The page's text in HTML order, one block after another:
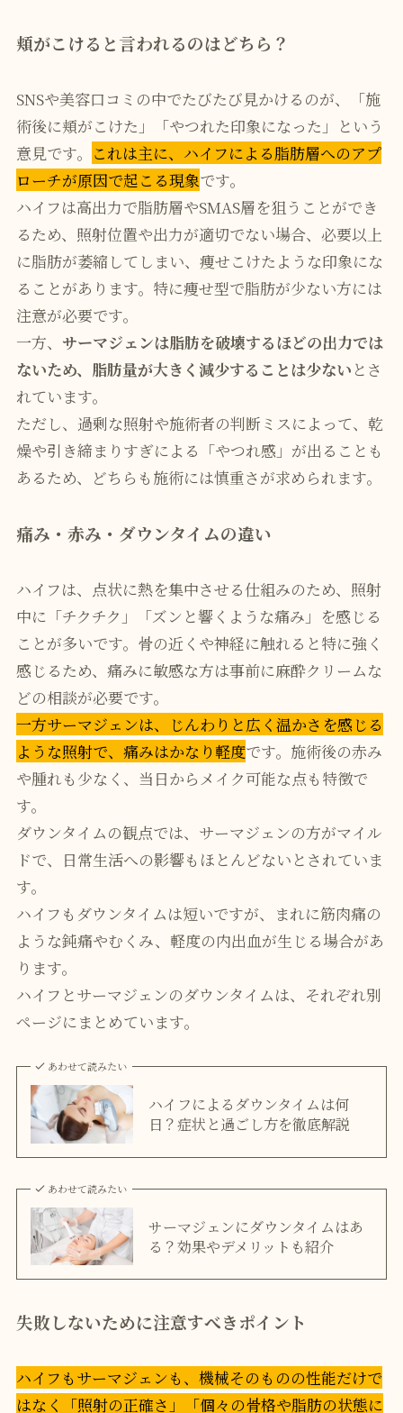
頬がこけると言われるのはどちら？
SNSや美容口コミの中でたびたび見かけるのが、「施
術後に頬がこけた」「やつれた印象になった」という
意見です。 これは主に、ハイフによる脂肪層へのアプ
ローチが原因で起こる現象です。
ハイフは高出力で脂肪層やSMAS層を狙うことができ
るため、照射位置や出力が適切でない場合、必要以上
に脂肪が萎縮してしまい、痩せこけたような印象にな
ることがあります。特に痩せ型で脂肪が少ない方には
注意が必要です。
一方、 サーマジェンは脂肪を破壊するほどの出力では
ないため、脂肪量が大きく減少することは少ない とさ
れています。
ただし、過剰な照射や施術者の判断ミスによって、乾
燥や引き締まりすぎによる「やつれ感」が出ることも
あるため、どちらも施術には慎重さが求められます。
痛み・赤み・ダウンタイムの違い
ハイフは、点状に熱を集中させる仕組みのため、照射
中に「チクチク」「ズンと響くような痛み」を感じる
ことが多いです。骨の近くや神経に触れると特に強く
感じるため、痛みに敏感な方は事前に麻酔クリームな
どの相談が必要です。
一方サーマジェンは、じんわりと広く温かさを感じる
ような照射で、痛みはかなり軽度です。施術後の赤み
や腫れも少なく、当日からメイク可能な点も特徴で
す。
ダウンタイムの観点では、サーマジェンの方がマイル
ドで、日常生活への影響もほとんどないとされていま
す。
ハイフもダウンタイムは短いですが、まれに筋肉痛の
ような鈍痛やむくみ、軽度の内出血が生じる場合があ
ります。
ハイフとサーマジェンのダウンタイムは、それぞれ別
ページにまとめています。
あわせて読みたい
ハイフによるダウンタイムは何
日？症状と過ごし方を徹底解説
あわせて読みたい
サーマジェンにダウンタイムはあ
る？効果やデメリットも紹介
失敗しないために注意すべきポイント
ハイフもサーマジェンも、機械そのものの性能だけで
はなく「照射の正確さ」「個々の骨格や脂肪の状態に